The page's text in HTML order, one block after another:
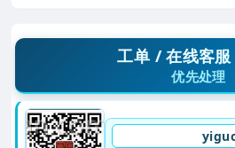
工单 / 在线客
优先处理